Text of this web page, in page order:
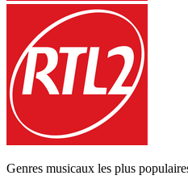
Genres musicaux les plus